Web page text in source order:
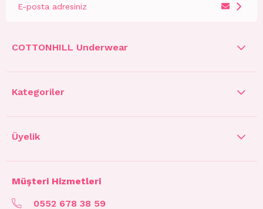
COTTONHILL Underwear
Kategoriler
Üyelik
Müşteri Hizmetleri
0552 678 38 59